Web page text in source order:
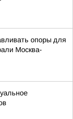
опоры для
Москва-